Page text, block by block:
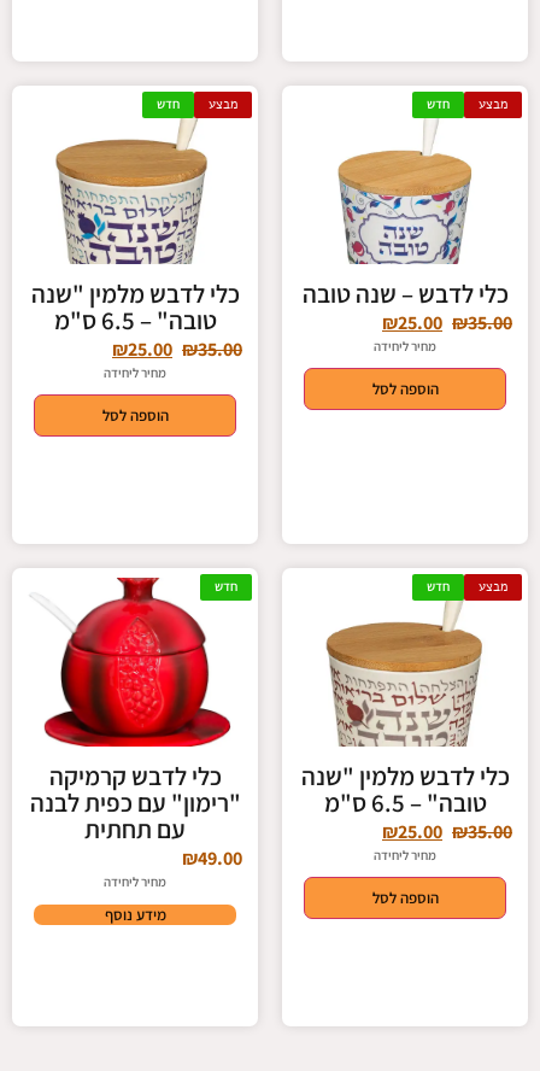
מבצע חדש
כלי לדבש – שנה טובה
₪35.00
₪25.00
מחיר ליחידה
הוספה לסל
מבצע חדש
כלי לדבש מלמין "שנה
טובה" – 6.5 ס"מ
₪35.00
₪25.00
מחיר ליחידה
הוספה לסל
מבצע חדש
כלי לדבש מלמין "שנה
טובה" – 6.5 ס"מ
₪35.00
₪25.00
מחיר ליחידה
הוספה לסל
חדש
כלי לדבש קרמיקה
"רימון" עם כפית לבנה
עם תחתית
₪49.00
מחיר ליחידה
מידע נוסף